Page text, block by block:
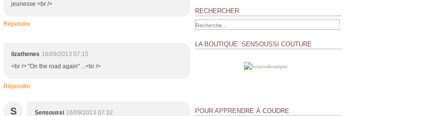
jeunesse <br />
Répondre
lizathenes 16/09/2013 07:15
<br /> "On the road again" ...<br />
Répondre
S Sensoussi 16/09/2013 07:32
RECHERCHER
LA BOUTIQUE: SENSOUSSI COUTURE
POUR APPRENDRE À COUDRE